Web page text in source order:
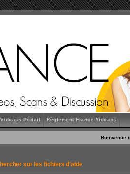
Portail Règlement France-Vidcaps
Bienvenue
sur les fichiers d'aide